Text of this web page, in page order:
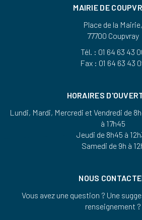
MAIRIE DE
Place de la Mairie,
77700 Coupvray
Tél. : 01 64 63 43
Fax : 01 64 63 43
HORAIRES
Lundi, Mardi, Mercredi et Vendredi de
à 17h45
Jeudi de 8h45 à
Samedi de 9h à
NOUS
Vous avez une question ? Une
renseignement ?